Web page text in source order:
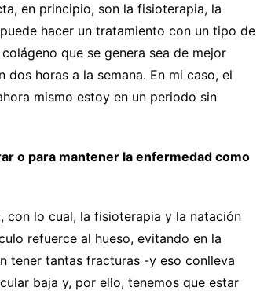
en principio, son la fisioterapia, la
hacer un tratamiento con un tipo de
que se genera sea de mejor
horas a la semana. En mi caso, el
mismo estoy en un periodo sin
o para mantener la enfermedad como
con lo cual, la fisioterapia y la natación
refuerce al hueso, evitando en la
tener tantas fracturas -y eso conlleva
baja y, por ello, tenemos que estar